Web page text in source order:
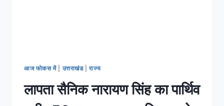
आज फोकस में| उत्तराखंड|राज्य
लापता सैनिक नारायण सिंह का पार्थिव